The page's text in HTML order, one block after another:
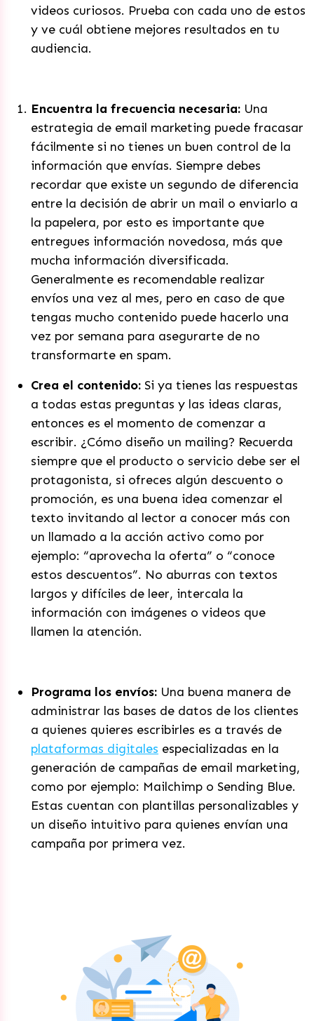
videos curiosos. Prueba con cada uno de estos
y ve cuál obtiene mejores resultados en tu
audiencia.
Encuentra la frecuencia necesaria: Una
estrategia de email marketing puede fracasar
fácilmente si no tienes un buen control de la
información que envías. Siempre debes
recordar que existe un segundo de diferencia
entre la decisión de abrir un mail o enviarlo a
la papelera, por esto es importante que
entregues información novedosa, más que
mucha información diversificada.
Generalmente es recomendable realizar
envíos una vez al mes, pero en caso de que
tengas mucho contenido puede hacerlo una
vez por semana para asegurarte de no
transformarte en spam.
Crea el contenido: Si ya tienes las respuestas
a todas estas preguntas y las ideas claras,
entonces es el momento de comenzar a
escribir. ¿Cómo diseño un mailing? Recuerda
siempre que el producto o servicio debe ser el
protagonista, si ofreces algún descuento o
promoción, es una buena idea comenzar el
texto invitando al lector a conocer más con
un llamado a la acción activo como por
ejemplo: “aprovecha la oferta” o “conoce
estos descuentos”. No aburras con textos
largos y difíciles de leer, intercala la
información con imágenes o videos que
llamen la atención.
Programa los envíos: Una buena manera de
administrar las bases de datos de los clientes
a quienes quieres escribirles es a través de
plataformas digitales especializadas en la
generación de campañas de email marketing,
como por ejemplo: Mailchimp o Sending Blue.
Estas cuentan con plantillas personalizables y
un diseño intuitivo para quienes envían una
campaña por primera vez.